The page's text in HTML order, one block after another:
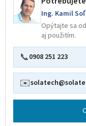
Ing. Kamil
Opýtajte sa
aj použitím.
📞0908 251 223
✉️